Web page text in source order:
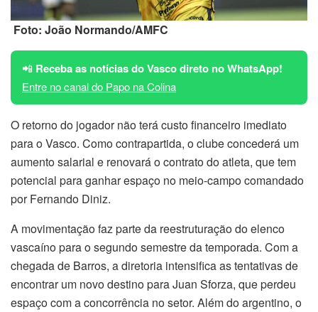
Foto: João Normando/AMFC
📲 Receba as notícias do Vasco direto no WhatsApp!
Entre no canal do Papo na Colina
O retorno do jogador não terá custo financeiro imediato
para o Vasco. Como contrapartida, o clube concederá um
aumento salarial e renovará o contrato do atleta, que tem
potencial para ganhar espaço no meio-campo comandado
por Fernando Diniz.
A movimentação faz parte da reestruturação do elenco
vascaíno para o segundo semestre da temporada. Com a
chegada de Barros, a diretoria intensifica as tentativas de
encontrar um novo destino para Juan Sforza, que perdeu
espaço com a concorrência no setor. Além do argentino, o